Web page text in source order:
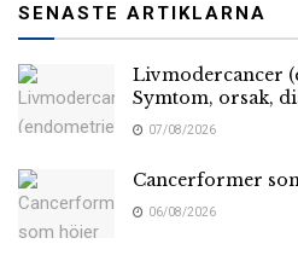
SENASTE ARTIKLARNA
Livmodercancer
Symtom, orsak,
07/08/2026
Cancerformer
06/08/2026